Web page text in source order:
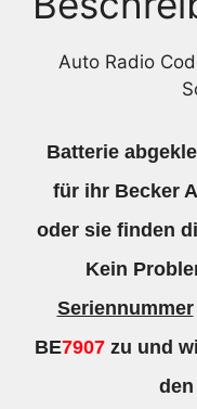
Auto Radio
Batterie
für ihr Becker
oder sie finden
Kein
Seriennummer
BE7907zu und